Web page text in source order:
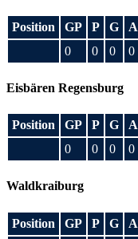
Position GP P G A
0
0 0 0
Eisbären Regensburg
Position GP P G A
0
0 0 0
Waldkraiburg
Position GP P G A